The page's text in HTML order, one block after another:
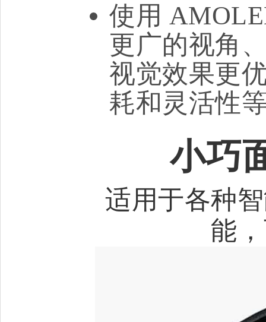
使用
更广的视角
视觉效果更
耗和灵活性
小巧
适用于各种
能